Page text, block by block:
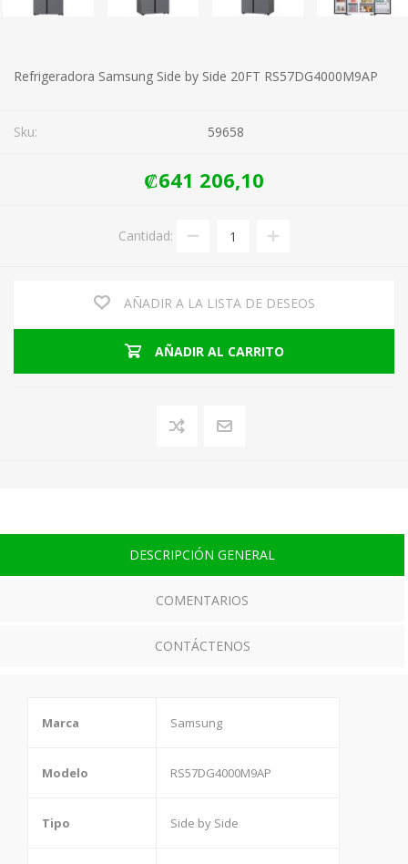
Refrigeradora Samsung Side by Side 20FT RS57DG4000M9AP
Sku: 59658
₡641 206,10
Cantidad:
AÑADIR A LA LISTA DE DESEOS
AÑADIR AL CARRITO
DESCRIPCIÓN GENERAL
COMENTARIOS
CONTÁCTENOS
Marca Samsung
Modelo RS57DG4000M9AP
Tipo Side by Side